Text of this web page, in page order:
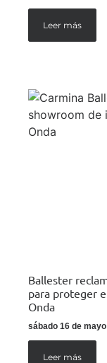
Leer más
Ballester
para proteger
Onda
sábado 16 de
Leer más